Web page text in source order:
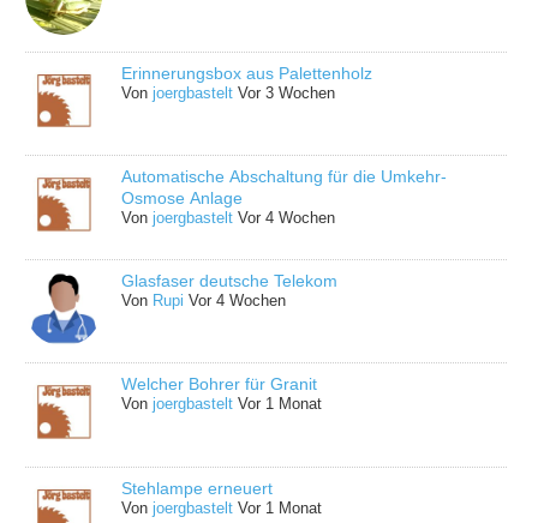
Erinnerungsbox aus Palettenholz
Vonjoergbastelt Vor 3 Wochen
Automatische Abschaltung für die Umkehr-
Osmose Anlage
Vonjoergbastelt Vor 4 Wochen
Glasfaser deutsche Telekom
Von Rupi Vor 4 Wochen
Welcher Bohrer für Granit
Vonjoergbastelt Vor 1 Monat
Stehlampe erneuert
Vonjoergbastelt Vor 1 Monat